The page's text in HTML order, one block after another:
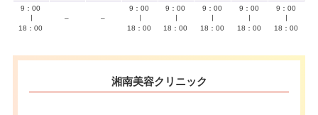
9：00
18：00
– –
9：00
18：00
9：00
18：00
9：00
18：00
9：00
18：00
9：00
18：00
湘南美容クリニック